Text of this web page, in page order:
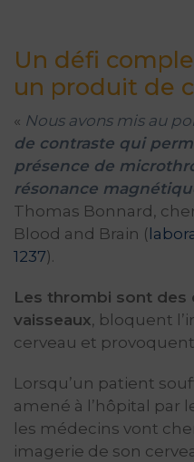
Un défi
un produit de
« Nous avons mis au
de contraste qui
présence de
résonance
Thomas Bonnard,
Blood and Brain (
1237).
Les thrombi sont des
vaisseaux, bloquent
cerveau et
Lorsqu’un patient
amené à l’hôpital par
les médecins vont
imagerie de son